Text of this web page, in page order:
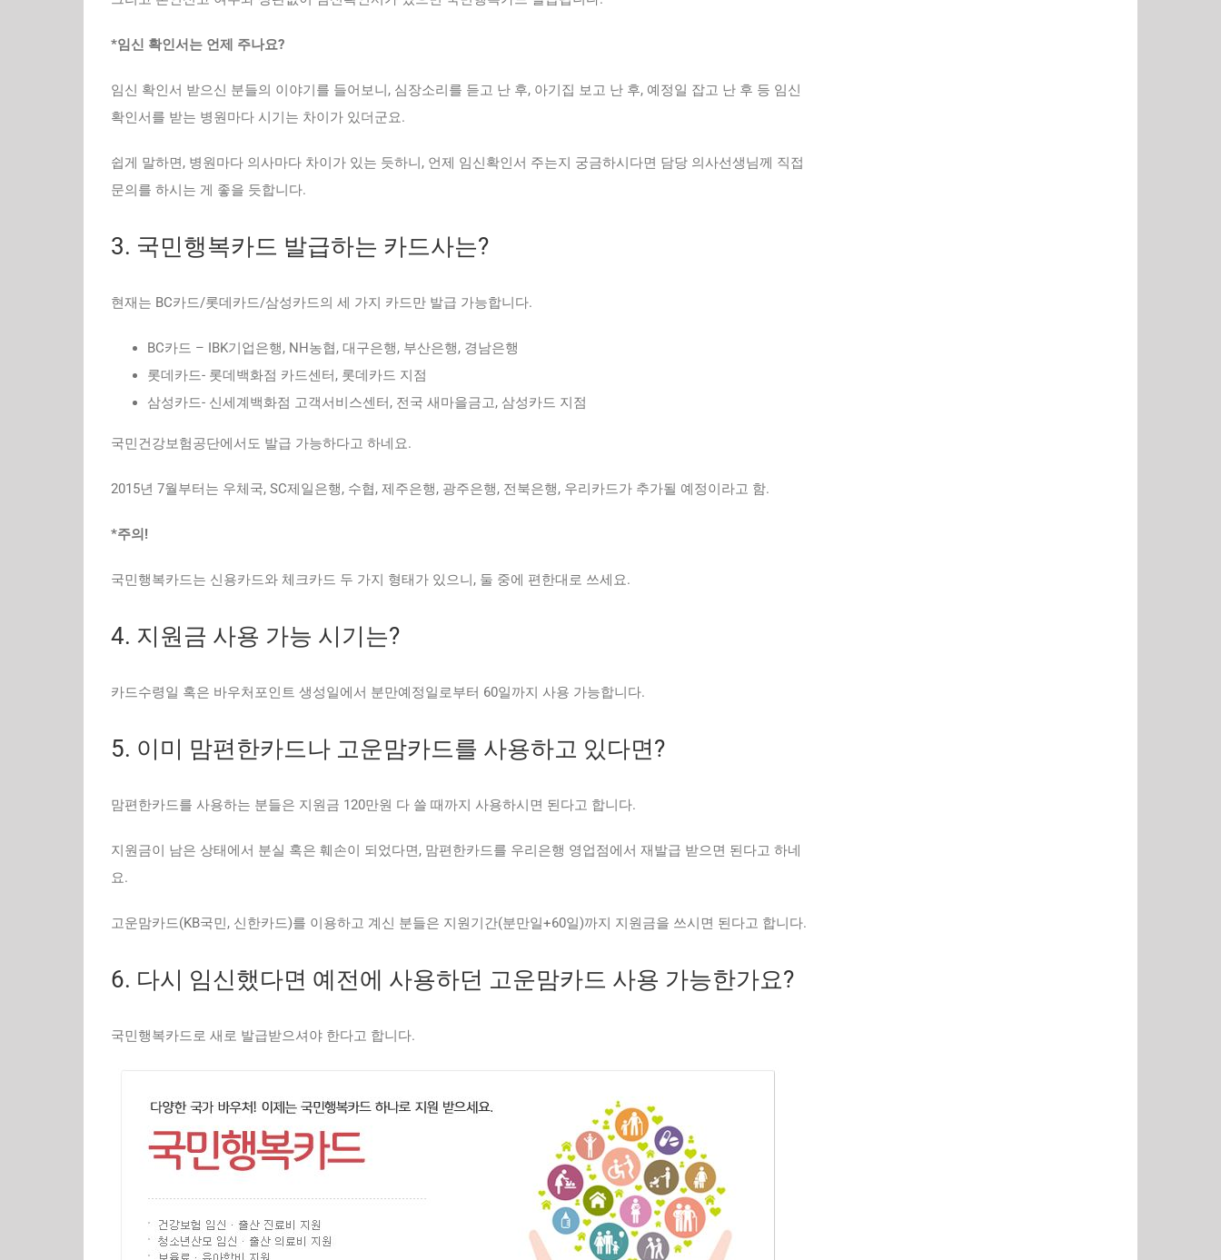
*임신 확인서는 언제 주나요?
임신 확인서 받으신 분들의 이야기를 들어보니, 심장소리를 듣고 난 후, 아기집 보고 난 후, 예정일 잡고 난 후 등 임신
확인서를 받는 병원마다 시기는 차이가 있더군요.
쉽게 말하면, 병원마다 의사마다 차이가 있는 듯하니, 언제 임신확인서 주는지 궁금하시다면 담당 의사선생님께 직접
문의를 하시는 게 좋을 듯합니다.
3. 국민행복카드 발급하는 카드사는?
현재는 BC카드/롯데카드/삼성카드의 세 가지 카드만 발급 가능합니다.
BC카드 – IBK기업은행, NH농협, 대구은행, 부산은행, 경남은행
롯데카드- 롯데백화점 카드센터, 롯데카드 지점
삼성카드- 신세계백화점 고객서비스센터, 전국 새마을금고, 삼성카드 지점
국민건강보험공단에서도 발급 가능하다고 하네요.
2015년 7월부터는 우체국, SC제일은행, 수협, 제주은행, 광주은행, 전북은행, 우리카드가 추가될 예정이라고 함.
*주의!
국민행복카드는 신용카드와 체크카드 두 가지 형태가 있으니, 둘 중에 편한대로 쓰세요.
4. 지원금 사용 가능 시기는?
카드수령일 혹은 바우처포인트 생성일에서 분만예정일로부터 60일까지 사용 가능합니다.
5. 이미 맘편한카드나 고운맘카드를 사용하고 있다면?
맘편한카드를 사용하는 분들은 지원금 120만원 다 쓸 때까지 사용하시면 된다고 합니다.
지원금이 남은 상태에서 분실 혹은 훼손이 되었다면, 맘편한카드를 우리은행 영업점에서 재발급 받으면 된다고 하네
요.
고운맘카드(KB국민, 신한카드)를 이용하고 계신 분들은 지원기간(분만일+60일)까지 지원금을 쓰시면 된다고 합니다.
6. 다시 임신했다면 예전에 사용하던 고운맘카드 사용 가능한가요?
국민행복카드로 새로 발급받으셔야 한다고 합니다.